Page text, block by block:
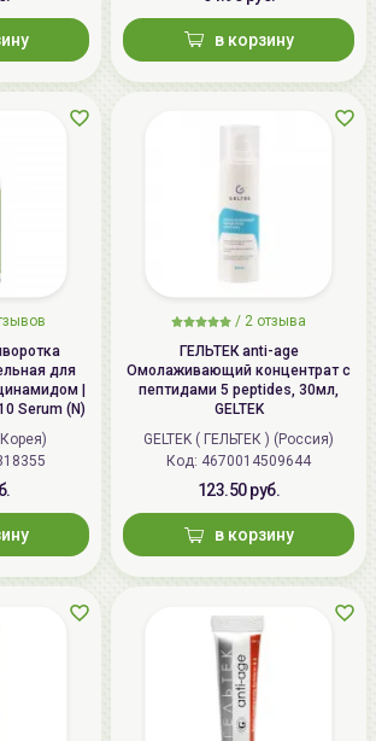
в корзину
для
|
Serum (N)
/ 2 отзыва
ГЕЛЬТЕК anti-age
Омолаживающий концентрат с
пептидами 5 peptides, 30мл,
GELTEK
GELTEK ( ГЕЛЬТЕК ) (Россия)
Код: 4670014509644
123.50 руб.
в корзину